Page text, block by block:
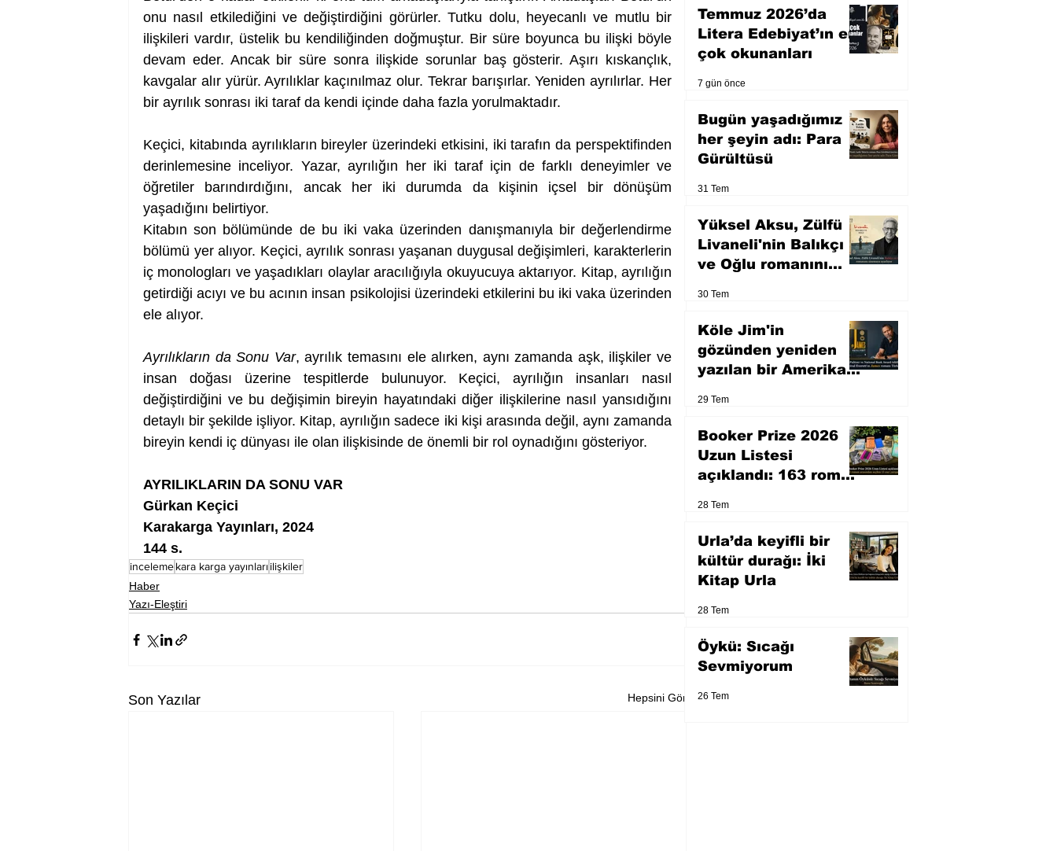
onu nasıl etkilediğini ve değiştirdiğini görürler. Tutku dolu, heyecanlı ve mutlu bir
ilişkileri vardır, üstelik bu kendiliğinden doğmuştur. Bir süre boyunca bu ilişki böyle
devam eder. Ancak bir süre sonra ilişkide sorunlar baş gösterir. Aşırı kıskançlık,
kavgalar alır yürür. Ayrılıklar kaçınılmaz olur. Tekrar barışırlar. Yeniden ayrılırlar. Her
bir ayrılık sonrası iki taraf da kendi içinde daha fazla yorulmaktadır.
Keçici, kitabında ayrılıkların bireyler üzerindeki etkisini, iki tarafın da perspektifinden
derinlemesine inceliyor. Yazar, ayrılığın her iki taraf için de farklı deneyimler ve
öğretiler barındırdığını, ancak her iki durumda da kişinin içsel bir dönüşüm
yaşadığını belirtiyor.
Kitabın son bölümünde de bu iki vaka üzerinden danışmanıyla bir değerlendirme
bölümü yer alıyor. Keçici, ayrılık sonrası yaşanan duygusal değişimleri, karakterlerin
iç monologları ve yaşadıkları olaylar aracılığıyla okuyucuya aktarıyor. Kitap, ayrılığın
getirdiği acıyı ve bu acının insan psikolojisi üzerindeki etkilerini bu iki vaka üzerinden
ele alıyor.
Ayrılıkların da Sonu Var, ayrılık temasını ele alırken, aynı zamanda aşk, ilişkiler ve
insan doğası üzerine tespitlerde bulunuyor. Keçici, ayrılığın insanları nasıl
değiştirdiğini ve bu değişimin bireyin hayatındaki diğer ilişkilerine nasıl yansıdığını
detaylı bir şekilde işliyor. Kitap, ayrılığın sadece iki kişi arasında değil, aynı zamanda
bireyin kendi iç dünyası ile olan ilişkisinde de önemli bir rol oynadığını gösteriyor.
AYRILIKLARIN DA SONU VAR
Gürkan Keçici
Karakarga Yayınları, 2024
144 s.
incelemekara karga yayınlarıilişkiler
Haber
Yazı-Eleştiri
Son Yazılar Hepsini Gör
Temmuz 2026’da
Litera Edebiyat’ın en
çok okunanları
7 gün önce
Bugün yaşadığımız
her şeyin adı: Para
Gürültüsü
31 Tem
Yüksel Aksu, Zülfü
Livaneli'nin Balıkçı
ve Oğlu romanını
30 Tem
Köle Jim'in
gözünden yeniden
yazılan bir Amerikan
29 Tem
Booker Prize 2026
Uzun Listesi
açıklandı: 163 roman
28 Tem
Urla’da keyifli bir
kültür durağı: İki
Kitap Urla
28 Tem
Öykü: Sıcağı
Sevmiyorum
26 Tem